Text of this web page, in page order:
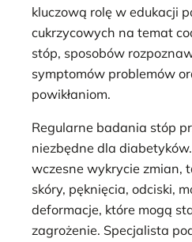
kluczową rolę w edukacji
cukrzycowych na temat
stóp, sposobów
symptomów problemów
powikłaniom.
Regularne badania stóp
niezbędne dla
wczesne wykrycie zmian,
skóry, pęknięcia, odciski,
deformacje, które mogą
zagrożenie. Specjalista